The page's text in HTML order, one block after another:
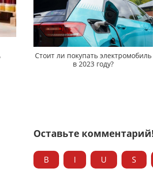
Стоит ли покупать электромобиль
в 2023 году?
Оставьте
B I U S